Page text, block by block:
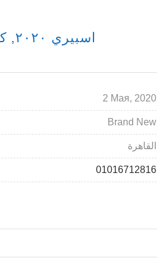
كوبون خصم SPRII اسبيري ٢٠٢٠, كود و كوبونات وعروض حصرية
2 Мая, 2020
Brand New
القاهرة
01016712816